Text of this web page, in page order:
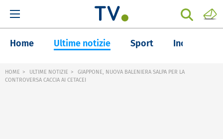
Home Ultime notizie Sport Inchieste
HOME ULTIME NOTIZIE
GIAPPONE, NUOVA BALENIERA SALPA PER LA
CONTROVERSA CACCIA AI CETACEI